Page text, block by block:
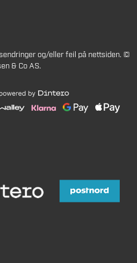
og/eller feil på nettsiden. ©
& Co AS.